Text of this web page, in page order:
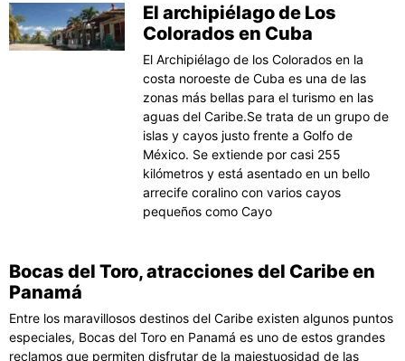
El archipiélago de Los
Colorados en Cuba
El Archipiélago de los Colorados en la
costa noroeste de Cuba es una de las
zonas más bellas para el turismo en las
aguas del Caribe.Se trata de un grupo de
islas y cayos justo frente a Golfo de
México. Se extiende por casi 255
kilómetros y está asentado en un bello
arrecife coralino con varios cayos
pequeños como Cayo
Bocas del Toro, atracciones del Caribe en
Panamá
Entre los maravillosos destinos del Caribe existen algunos puntos
especiales, Bocas del Toro en Panamá es uno de estos grandes
reclamos que permiten disfrutar de la majestuosidad de las